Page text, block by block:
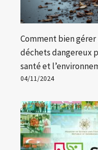
Comment bien
déchets dangereux
santé et
04/11/2024